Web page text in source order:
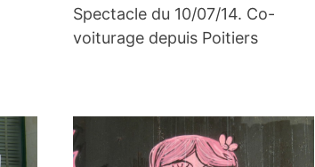
Spectacle du 10/07/14. Co-
voiturage depuis Poitiers